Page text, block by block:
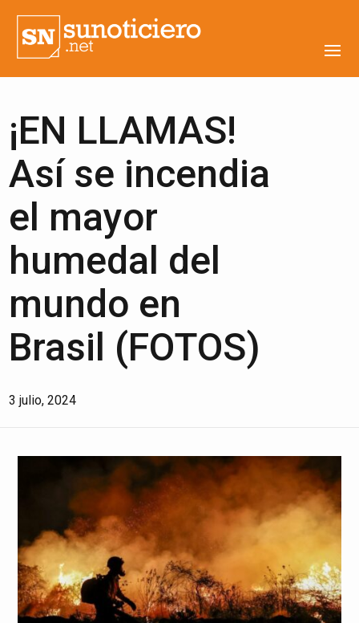
¡EN LLAMAS!
Así se incendia
el mayor
humedal del
mundo en
Brasil (FOTOS)
3 julio, 2024